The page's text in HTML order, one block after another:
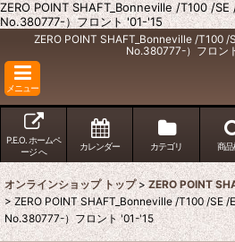
ZERO POINT SHAFT_Bonneville /T100 /
No.380777-）フロント '01-'15
ZERO POINT SHAFT_Bonneville /T100 /
No.380777-）フロン
メニュー
P.E.O. ホームペ
ージ へ
カレンダー カテゴリ 商品
オンラインショップ トップ > ZERO POINT
> ZERO POINT SHAFT_Bonneville /T100 /SE
No.380777-）フロント '01-'15